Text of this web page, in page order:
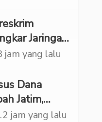
Miliar
Jaringan
dari
Ditangkap
jam yang lalu
Dana
Jatim,
Partai
jam yang lalu